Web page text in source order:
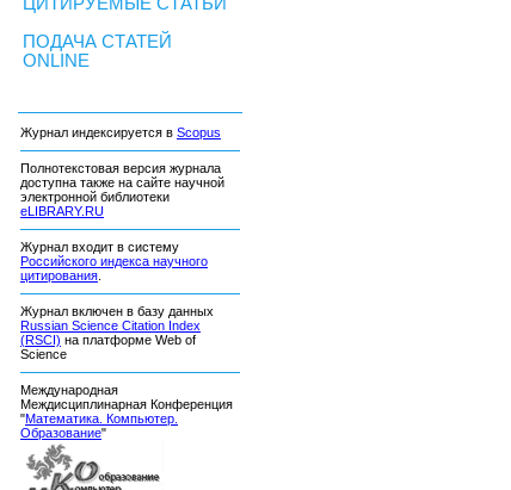
ПОДАЧА СТАТЕЙ
ONLINE
Журнал индексируется в Scopus
Полнотекстовая версия журнала
доступна также на сайте научной
электронной библиотеки
eLIBRARY.RU
Журнал входит в систему
Российского индекса научного
цитирования
Журнал включен в базу данных
Russian Science Citation Index
(RSCI) на платформе Web of
Science
Международная
Междисциплинарная Конференция
"Математика. Компьютер.
Образование"